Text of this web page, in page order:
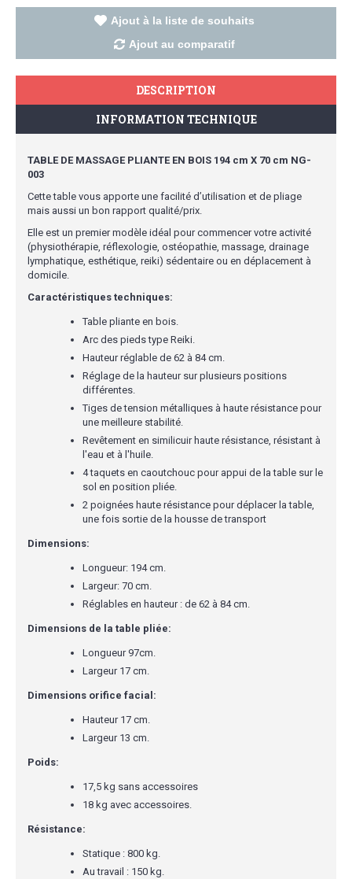
Ajout à la liste de souhaits
Ajout au comparatif
DESCRIPTION
INFORMATION TECHNIQUE
TABLE DE MASSAGE PLIANTE EN BOIS 194 cm X 70 cm NG-
003
Cette table vous apporte une facilité d’utilisation et de pliage
mais aussi un bon rapport qualité/prix.
Elle est un premier modèle idéal pour commencer votre activité
(physiothérapie, réflexologie, ostéopathie, massage, drainage
lymphatique, esthétique, reiki) sédentaire ou en déplacement à
domicile.
Caractéristiques techniques:
Table pliante en bois.
Arc des pieds type Reiki.
Hauteur réglable de 62 à 84 cm.
Réglage de la hauteur sur plusieurs positions
différentes.
Tiges de tension métalliques à haute résistance pour
une meilleure stabilité.
Revêtement en similicuir haute résistance, résistant à
l'eau et à l'huile.
4 taquets en caoutchouc pour appui de la table sur le
sol en position pliée.
2 poignées haute résistance pour déplacer la table,
une fois sortie de la housse de transport
Dimensions:
Longueur: 194 cm.
Largeur: 70 cm.
Réglables en hauteur : de 62 à 84 cm.
Dimensions de la table pliée:
Longueur 97cm.
Largeur 17 cm.
Dimensions orifice facial:
Hauteur 17 cm.
Largeur 13 cm.
Poids:
17,5 kg sans accessoires
18 kg avec accessoires.
Résistance:
Statique : 800 kg.
Au travail : 150 kg.